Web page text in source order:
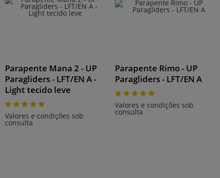
Parapente Mana 2 - UP
Paragliders - LFT/EN A -
Light tecido leve
Valores e condições sob
consulta
Parapente Rimo - UP
Paragliders - LFT/EN A
Valores e condições sob
consulta